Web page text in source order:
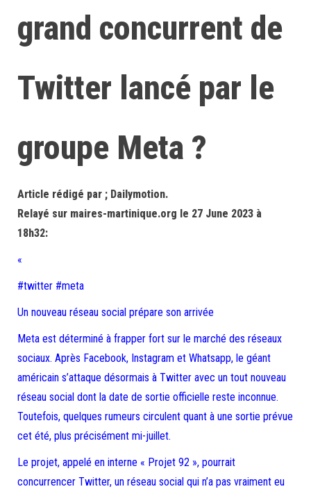
grand concurrent de
Twitter lancé par le
groupe Meta ?
Article rédigé par ; Dailymotion.
Relayé sur maires-martinique.org le 27 June 2023 à
18h32:
«
#twitter #meta
Un nouveau réseau social prépare son arrivée
Meta est déterminé à frapper fort sur le marché des réseaux
sociaux. Après Facebook, Instagram et Whatsapp, le géant
américain s’attaque désormais à Twitter avec un tout nouveau
réseau social dont la date de sortie officielle reste inconnue.
Toutefois, quelques rumeurs circulent quant à une sortie prévue
cet été, plus précisément mi-juillet.
Le projet, appelé en interne « Projet 92 », pourrait
concurrencer Twitter, un réseau social qui n’a pas vraiment eu